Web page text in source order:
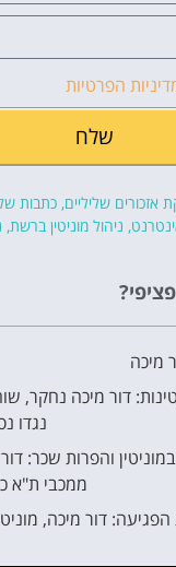
הפרטיות
שלח
אזכורים שליליים,כתבות
, ניהול מוניטין ברשת,
מיכה
דור מיכה נחקר,
נגדו
והפרות שכר:
ממכבי ת"א
דור מיכה,